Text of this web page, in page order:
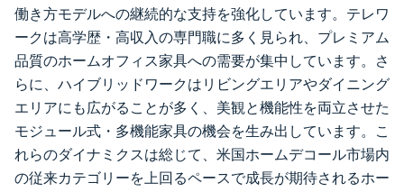
働き方モデルへの継続的な支持を強化しています。テレワ
ークは高学歴・高収入の専門職に多く見られ、プレミアム
品質のホームオフィス家具への需要が集中しています。さ
らに、ハイブリッドワークはリビングエリアやダイニング
エリアにも広がることが多く、美観と機能性を両立させた
モジュール式・多機能家具の機会を生み出しています。こ
れらのダイナミクスは総じて、米国ホームデコール市場内
の従来カテゴリーを上回るペースで成長が期待されるホー